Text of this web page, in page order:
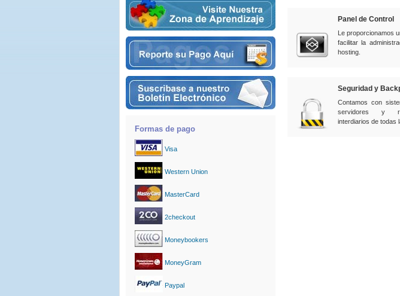
Formas de pago
Visa
Western Union
MasterCard
2checkout
Moneybookers
MoneyGram
Paypal
Panel de Control
Le proporcionamos
facilitar la
hosting.
Seguridad y
Contamos con
servidores y
interdiarios de todas